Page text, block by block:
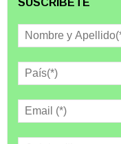
SUSCRÍBETE